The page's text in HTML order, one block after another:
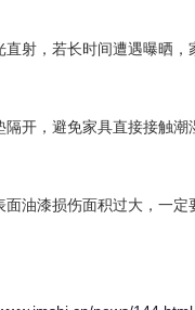
直射，若长时间遭遇曝晒
开，避免家具直接接触潮
油漆损伤面积过大，一